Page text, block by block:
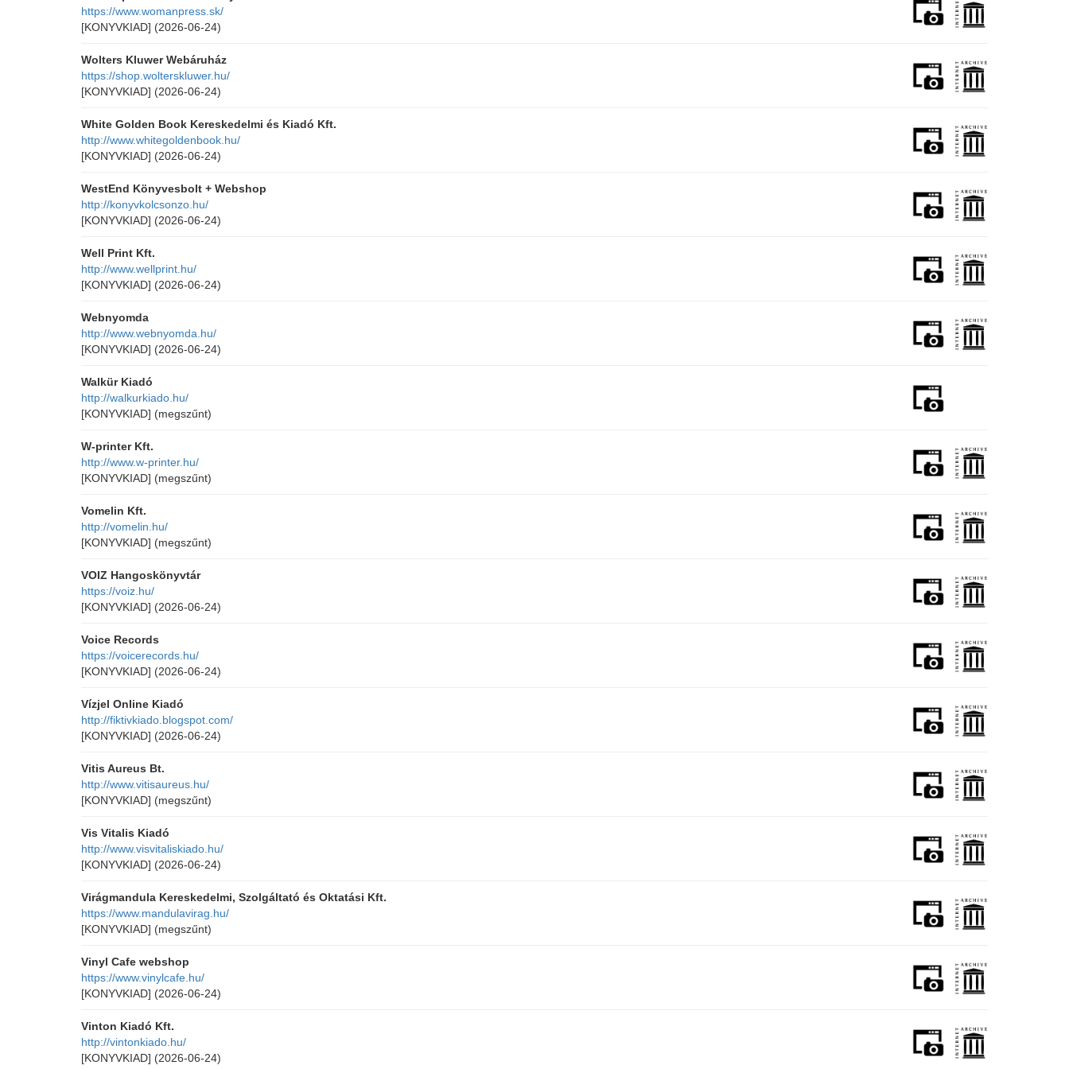
https://www.womanpress.sk/
[KONYVKIAD] (2026-06-24)
Wolters Kluwer Webáruház
https://shop.wolterskluwer.hu/
[KONYVKIAD] (2026-06-24)
White Golden Book Kereskedelmi és Kiadó Kft.
http://www.whitegoldenbook.hu/
[KONYVKIAD] (2026-06-24)
WestEnd Könyvesbolt + Webshop
http://konyvkolcsonzo.hu/
[KONYVKIAD] (2026-06-24)
Well Print Kft.
http://www.wellprint.hu/
[KONYVKIAD] (2026-06-24)
Webnyomda
http://www.webnyomda.hu/
[KONYVKIAD] (2026-06-24)
Walkür Kiadó
http://walkurkiado.hu/
[KONYVKIAD] (megszűnt)
W-printer Kft.
http://www.w-printer.hu/
[KONYVKIAD] (megszűnt)
Vomelin Kft.
http://vomelin.hu/
[KONYVKIAD] (megszűnt)
VOIZ Hangoskönyvtár
https://voiz.hu/
[KONYVKIAD] (2026-06-24)
Voice Records
https://voicerecords.hu/
[KONYVKIAD] (2026-06-24)
Vízjel Online Kiadó
http://fiktivkiado.blogspot.com/
[KONYVKIAD] (2026-06-24)
Vitis Aureus Bt.
http://www.vitisaureus.hu/
[KONYVKIAD] (megszűnt)
Vis Vitalis Kiadó
http://www.visvitaliskiado.hu/
[KONYVKIAD] (2026-06-24)
Virágmandula Kereskedelmi, Szolgáltató és Oktatási Kft.
https://www.mandulavirag.hu/
[KONYVKIAD] (megszűnt)
Vinyl Cafe webshop
https://www.vinylcafe.hu/
[KONYVKIAD] (2026-06-24)
Vinton Kiadó Kft.
http://vintonkiado.hu/
[KONYVKIAD] (2026-06-24)